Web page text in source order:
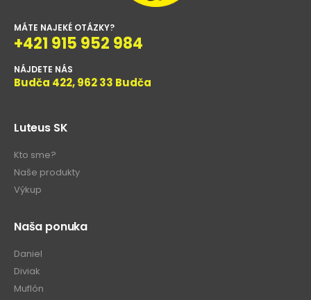
MÁTE NAJEKÉ OTÁZKY?
+421 915 952 984
NÁJDETE NÁS
Budča 422, 962 33 Budča
Luteus SK
Kto sme?
Naše produkty
Výkup
Naša ponuka
Daniel
Diviak
Muflón